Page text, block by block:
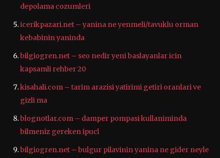
depolama cozumleri
icerikpazari.net – yanina ne yenmeli/tavuklu orman
kebabinin yaninda
bilgiogren.net – seo nedir yeni baslayanlar icin
kapsamli rehber 20
kisahali.com – tarim arazisi yatirimi getiri oranlari ve
gizli ma
blognotlar.com – damper pompasi kullaniminda
bilmeniz gereken ipucl
bilgiogren.net – bulgur pilavinin yanina ne gider neyle